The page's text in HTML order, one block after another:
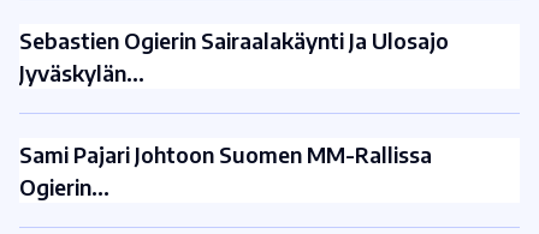
Sebastien Ogierin Sairaalakäynti Ja Ulosajo
Jyväskylän…
Sami Pajari Johtoon Suomen MM-Rallissa
Ogierin…